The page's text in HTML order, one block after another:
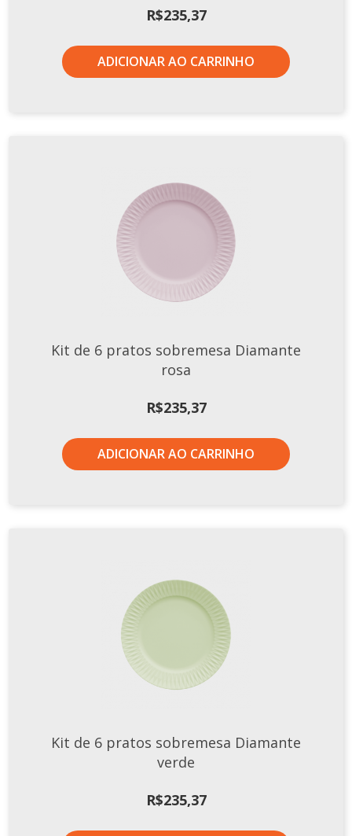
R$235,37
ADICIONAR AO CARRINHO
Kit de 6 pratos sobremesa Diamante
rosa
R$235,37
ADICIONAR AO CARRINHO
Kit de 6 pratos sobremesa Diamante
verde
R$235,37